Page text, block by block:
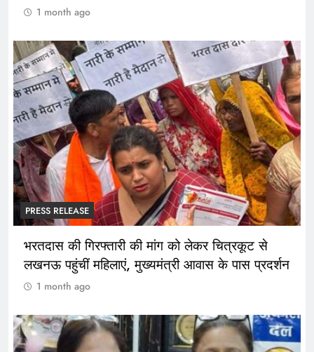
1 month ago
PRESS RELEASE
भरतदास की गिरफ्तारी की मांग को लेकर चित्रकूट से
लखनऊ पहुंचीं महिलाएं, मुख्यमंत्री आवास के पास प्रदर्शन
1 month ago